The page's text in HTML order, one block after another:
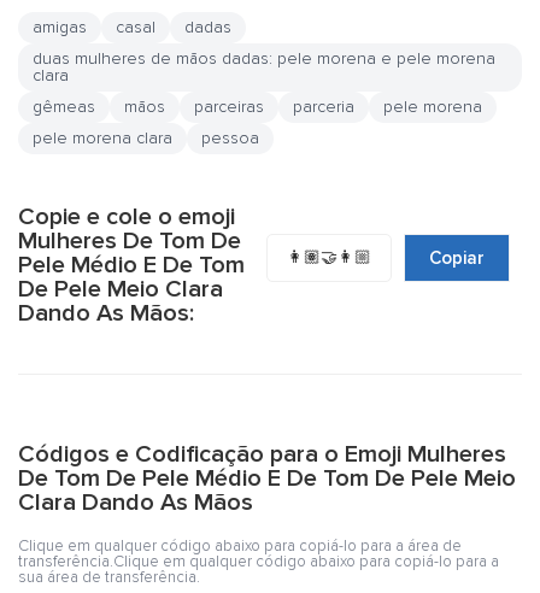
amigas casal
dadas
duas mulheres de mãos dadas: pele morena e pele morena
clara
gêmeas
mãos parceiras parceria
pele morena
pele morena clara
pessoa
Copie e cole o emoji
Mulheres De Tom De
Pele Médio E De Tom
De Pele Meio Clara
Dando As Mãos:
👩🏽‍🤝‍👩🏼 Copiar
Códigos e Codificação para o Emoji Mulheres
De Tom De Pele Médio E De Tom De Pele Meio
Clara Dando As Mãos
Clique em qualquer código abaixo para copiá-lo para a área de
transferência.Clique em qualquer código abaixo para copiá-lo para a
sua área de transferência.